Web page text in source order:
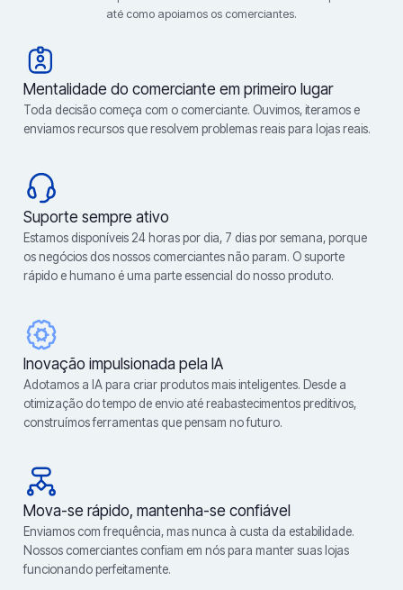
até como apoiamos os comerciantes.
Mentalidade do comerciante em primeiro lugar
Toda decisão começa com o comerciante. Ouvimos, iteramos e
enviamos recursos que resolvem problemas reais para lojas reais.
Suporte sempre ativo
Estamos disponíveis 24 horas por dia, 7 dias por semana, porque
os negócios dos nossos comerciantes não param. O suporte
rápido e humano é uma parte essencial do nosso produto.
Inovação impulsionada pela IA
Adotamos a IA para criar produtos mais inteligentes. Desde a
otimização do tempo de envio até reabastecimentos preditivos,
construímos ferramentas que pensam no futuro.
Mova-se rápido, mantenha-se confiável
Enviamos com frequência, mas nunca à custa da estabilidade.
Nossos comerciantes confiam em nós para manter suas lojas
funcionando perfeitamente.